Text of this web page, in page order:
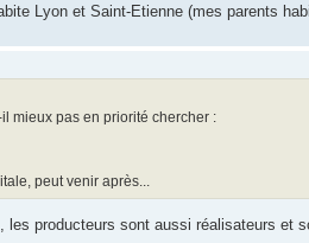
Lyon et Saint-Etienne (mes parents
mieux pas en priorité chercher :
peut venir après...
les producteurs sont aussi réalisateurs et